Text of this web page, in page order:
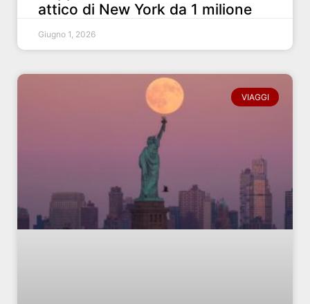
attico di New York da 1 milione
Giugno 1, 2026
VIAGGI